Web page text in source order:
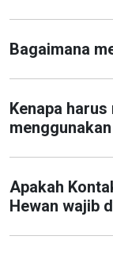
Bagaimana
Kenapa
Apakah
Hewan wajib